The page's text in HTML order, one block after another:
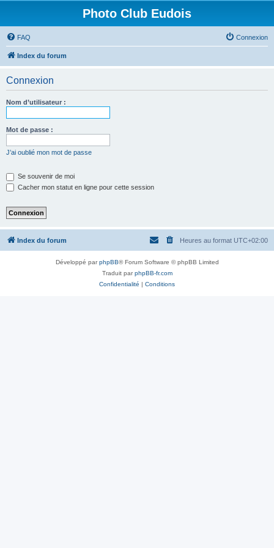
Photo Club Eudois
FAQ Connexion
Index du forum
Connexion
Nom d’utilisateur :
Mot de passe :
J’ai oublié mon mot de passe
Se souvenir de moi
Cacher mon statut en ligne pour cette session
Index du forum Heures au format UTC+02:00
Développé parphpBB® Forum Software © phpBB Limited
Traduit parphpBB-fr.com
Confidentialité | Conditions